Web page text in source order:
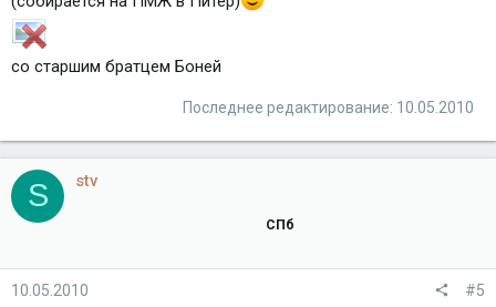
со старшим братцем Боней
Последнее редактирование: 10.05.2010
S stv
СПб
10.05.2010 #5